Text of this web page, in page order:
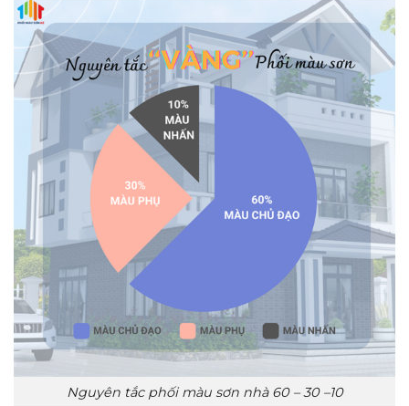
Nguyên tắc phối màu sơn nhà 60 – 30 –10